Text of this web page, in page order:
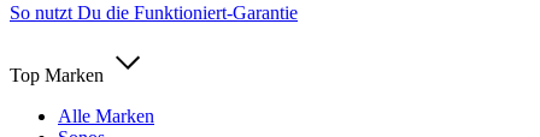
So nutzt Du die Funktioniert-Garantie
Top Marken
Alle Marken